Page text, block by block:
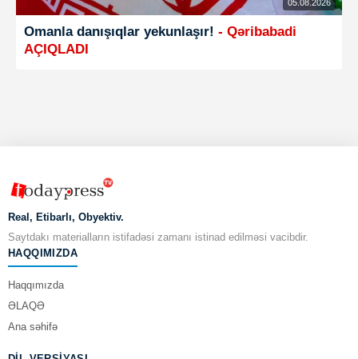
05.08.2026
Omanla danışıqlar yekunlaşır! - Qəribabadi
AÇIQLADI
Real, Etibarlı, Obyektiv.
Saytdakı materialların istifadəsi zamanı istinad edilməsi vacibdir.
HAQQIMIZDA
Haqqımızda
ƏLAQƏ
Ana səhifə